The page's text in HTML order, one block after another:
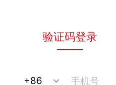
验证码登录